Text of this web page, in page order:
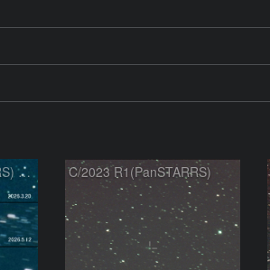
C/2023 R1 (PANSTARRS) の変化 C/2023 R1(PanSTARRS)